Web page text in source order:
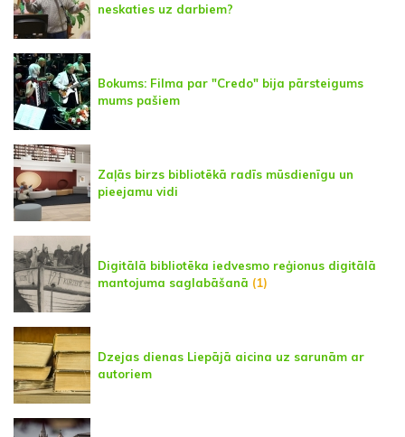
neskaties uz darbiem?
Bokums: Filma par "Credo" bija pārsteigums
mums pašiem
Zaļās birzs bibliotēkā radīs mūsdienīgu un
pieejamu vidi
Digitālā bibliotēka iedvesmo reģionus digitālā
mantojuma saglabāšanā (1)
Dzejas dienas Liepājā aicina uz sarunām ar
autoriem